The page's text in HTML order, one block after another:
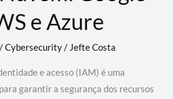
e Azure
/Cybersecurity/ Jefte Costa
e acesso (IAM) é uma
garantir a segurança dos recursos